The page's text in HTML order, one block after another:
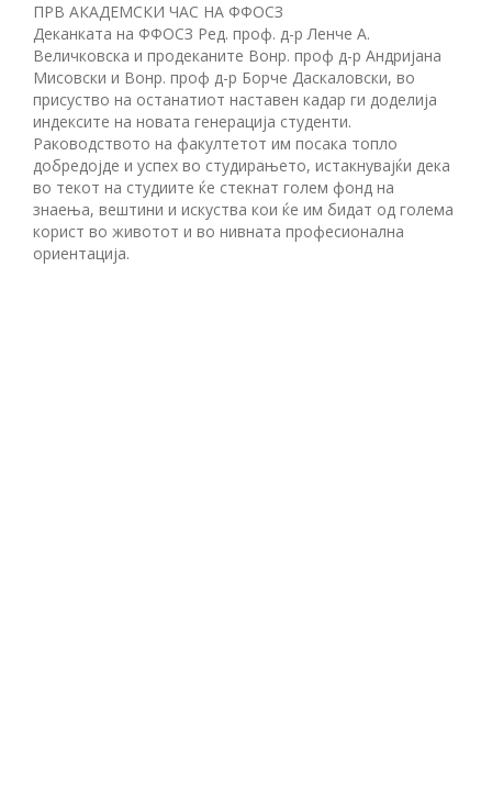
ПРВ АКАДЕМСКИ ЧАС НА ФФОСЗ
Деканката на ФФОСЗ Ред. проф. д-р Ленче А.
Величковска и продеканите Вонр. проф д-р Андријана
Мисовски и Вонр. проф д-р Борче Даскаловски, во
присуство на останатиот наставен кадар ги доделија
индексите на новата генерација студенти.
Раководството на факултетот им посака топло
добредојде и успех во студирањето, истакнувајќи дека
во текот на студиите ќе стекнат голем фонд на
знаења, вештини и искуства кои ќе им бидат од голема
корист во животот и во нивната професионална
ориентација.